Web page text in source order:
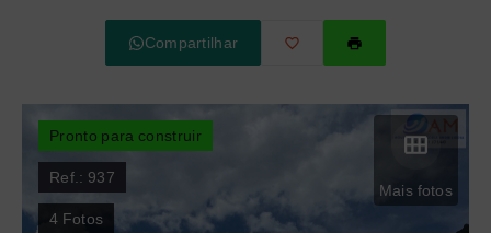
Compartilhar
Mais fotos
Pronto para construir
Ref.: 937
4 Fotos